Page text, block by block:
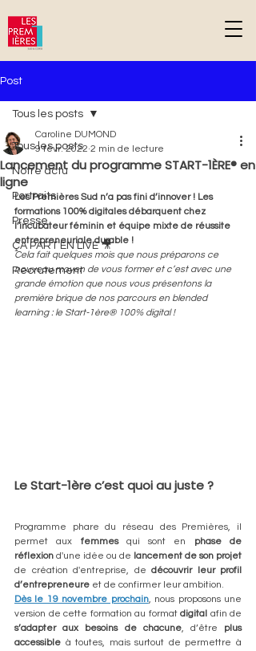
Post
Tous les posts
Notre actu
Portraits
Presse
ÇA PART EN LIVE 🎥
Recrutement
Tous les posts
Lancement du programme START-1ÈRE® en
ligne
Caroline DUMOND
9 févr. 2022 2 min de lecture
Les Premières Sud n’a pas fini d’innover ! Les
formations 100% digitales débarquent chez
l’incubateur féminin et équipe mixte de réussite
entrepreneuriale durable !
Cela fait quelques mois que nous préparons ce
nouveau moyen de vous former et c’est avec une
grande émotion que nous vous présentons la
première brique de nos parcours en blended
learning : le Start-1ère® 100% digital !
Le Start-1ère c’est quoi au juste ?
Programme phare du réseau des Premières, il
permet aux femmes qui sont en phase de
réflexion d'une idée ou de lancement de son projet
de création d'entreprise, de découvrir leur profil
d’entrepreneure et de confirmer leur ambition.
Dès le 19 novembre prochain, nous proposons une
version de cette formation au format digital
s’adapter aux besoins de chacune, d’être plus
accessible